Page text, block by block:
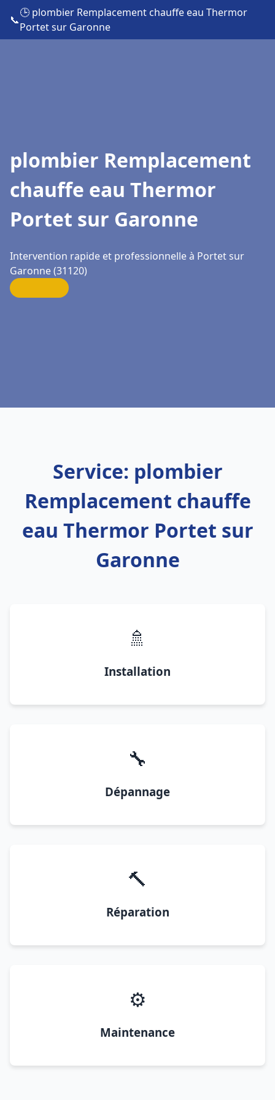
📞
🕒 plombier Remplacement chauffe eau Thermor
Portet sur Garonne
plombier Remplacement
chauffe eau Thermor
Portet sur Garonne
Intervention rapide et professionnelle à Portet sur
Garonne (31120)
Service: plombier
Remplacement chauffe
eau Thermor Portet sur
Garonne
🚿
Installation
🔧
Dépannage
🔨
Réparation
⚙️
Maintenance